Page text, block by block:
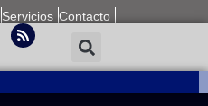
Servicios Contacto